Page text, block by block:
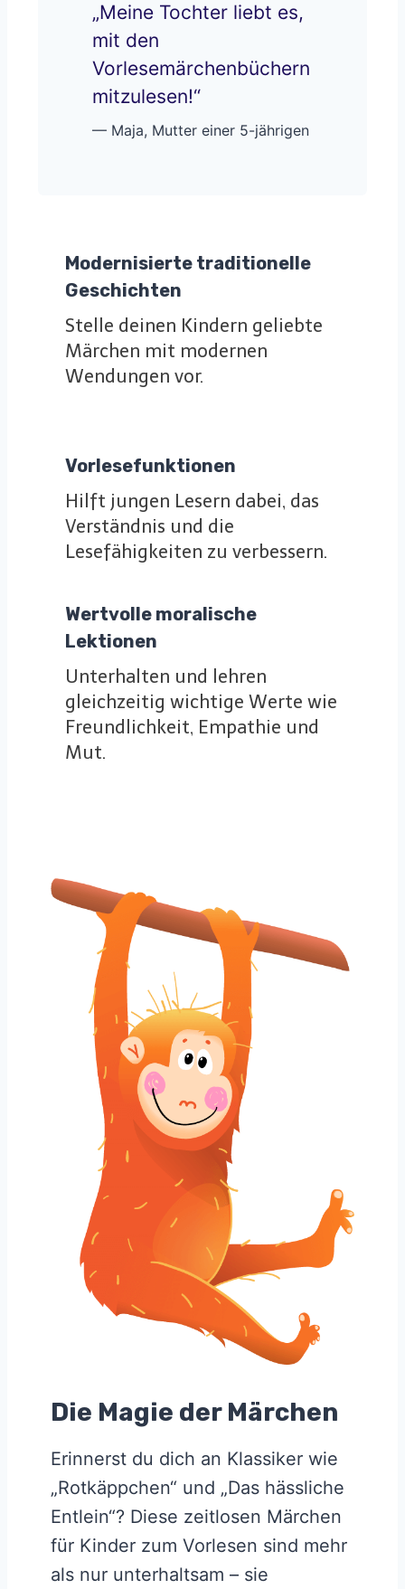
„Meine Tochter liebt es,
mit den
Vorlesemärchenbüchern
mitzulesen!“
— Maja, Mutter einer 5-jährigen
Modernisierte traditionelle
Geschichten
Stelle deinen Kindern geliebte
Märchen mit modernen
Wendungen vor.
Vorlesefunktionen
Hilft jungen Lesern dabei, das
Verständnis und die
Lesefähigkeiten zu verbessern.
Wertvolle moralische
Lektionen
Unterhalten und lehren
gleichzeitig wichtige Werte wie
Freundlichkeit, Empathie und
Mut.
Die Magie der Märchen
Erinnerst du dich an Klassiker wie
„Rotkäppchen“ und „Das hässliche
Entlein“? Diese zeitlosen Märchen
für Kinder zum Vorlesen sind mehr
als nur unterhaltsam – sie